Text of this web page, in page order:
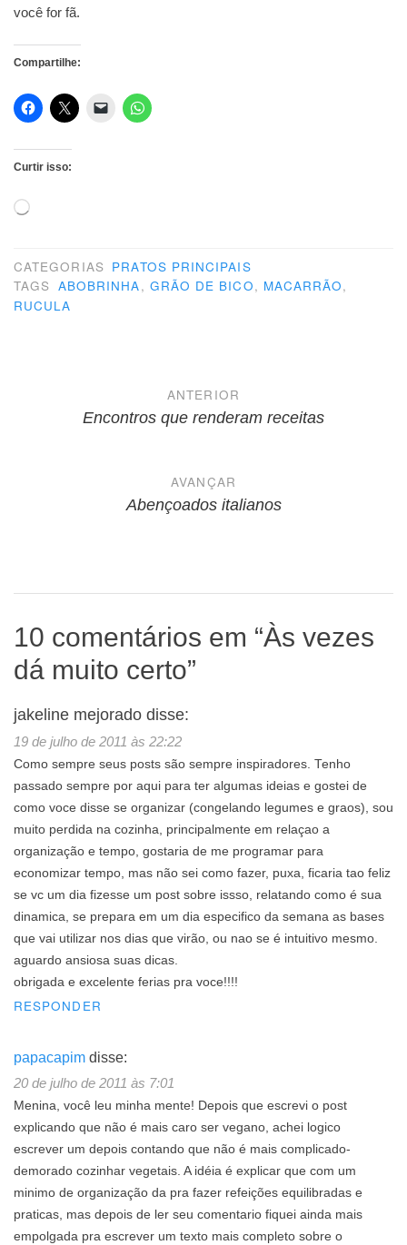
você for fã.
Compartilhe:
Curtir isso:
Carregando...
CATEGORIAS PRATOS PRINCIPAIS
TAGS ABOBRINHA, GRÃO DE BICO, MACARRÃO,
RUCULA
NavegaçãoANTERIOR
Encontros que renderam receitas
AVANÇAR
Abençoados italianos
10 comentários em “Às vezes
dá muito certo”
jakeline mejorado disse:
19 de julho de 2011 às 22:22
Como sempre seus posts são sempre inspiradores. Tenho
passado sempre por aqui para ter algumas ideias e gostei de
como voce disse se organizar (congelando legumes e graos), sou
muito perdida na cozinha, principalmente em relaçao a
organização e tempo, gostaria de me programar para
economizar tempo, mas não sei como fazer, puxa, ficaria tao feliz
se vc um dia fizesse um post sobre issso, relatando como é sua
dinamica, se prepara em um dia especifico da semana as bases
que vai utilizar nos dias que virão, ou nao se é intuitivo mesmo.
aguardo ansiosa suas dicas.
obrigada e excelente ferias pra voce!!!!
RESPONDER
papacapim disse:
20 de julho de 2011 às 7:01
Menina, você leu minha mente! Depois que escrevi o post
explicando que não é mais caro ser vegano, achei logico
escrever um depois contando que não é mais complicado-
demorado cozinhar vegetais. A idéia é explicar que com um
minimo de organização da pra fazer refeições equilibradas e
praticas, mas depois de ler seu comentario fiquei ainda mais
empolgada pra escrever um texto mais completo sobre o